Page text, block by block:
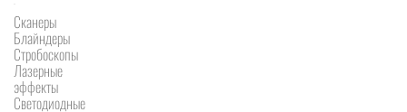
Сканеры
Блайндеры
Стробоскопы
Лазерные
эффекты
Светодиодные